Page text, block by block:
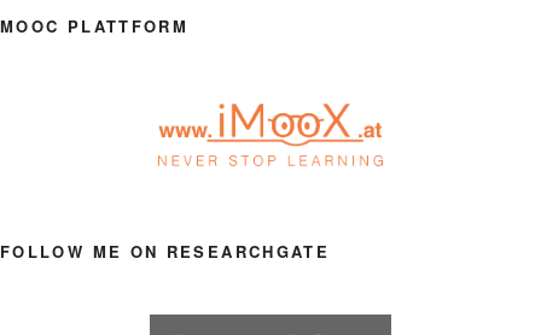
MOOC PLATTFORM
FOLLOW ME ON RESEARCHGATE